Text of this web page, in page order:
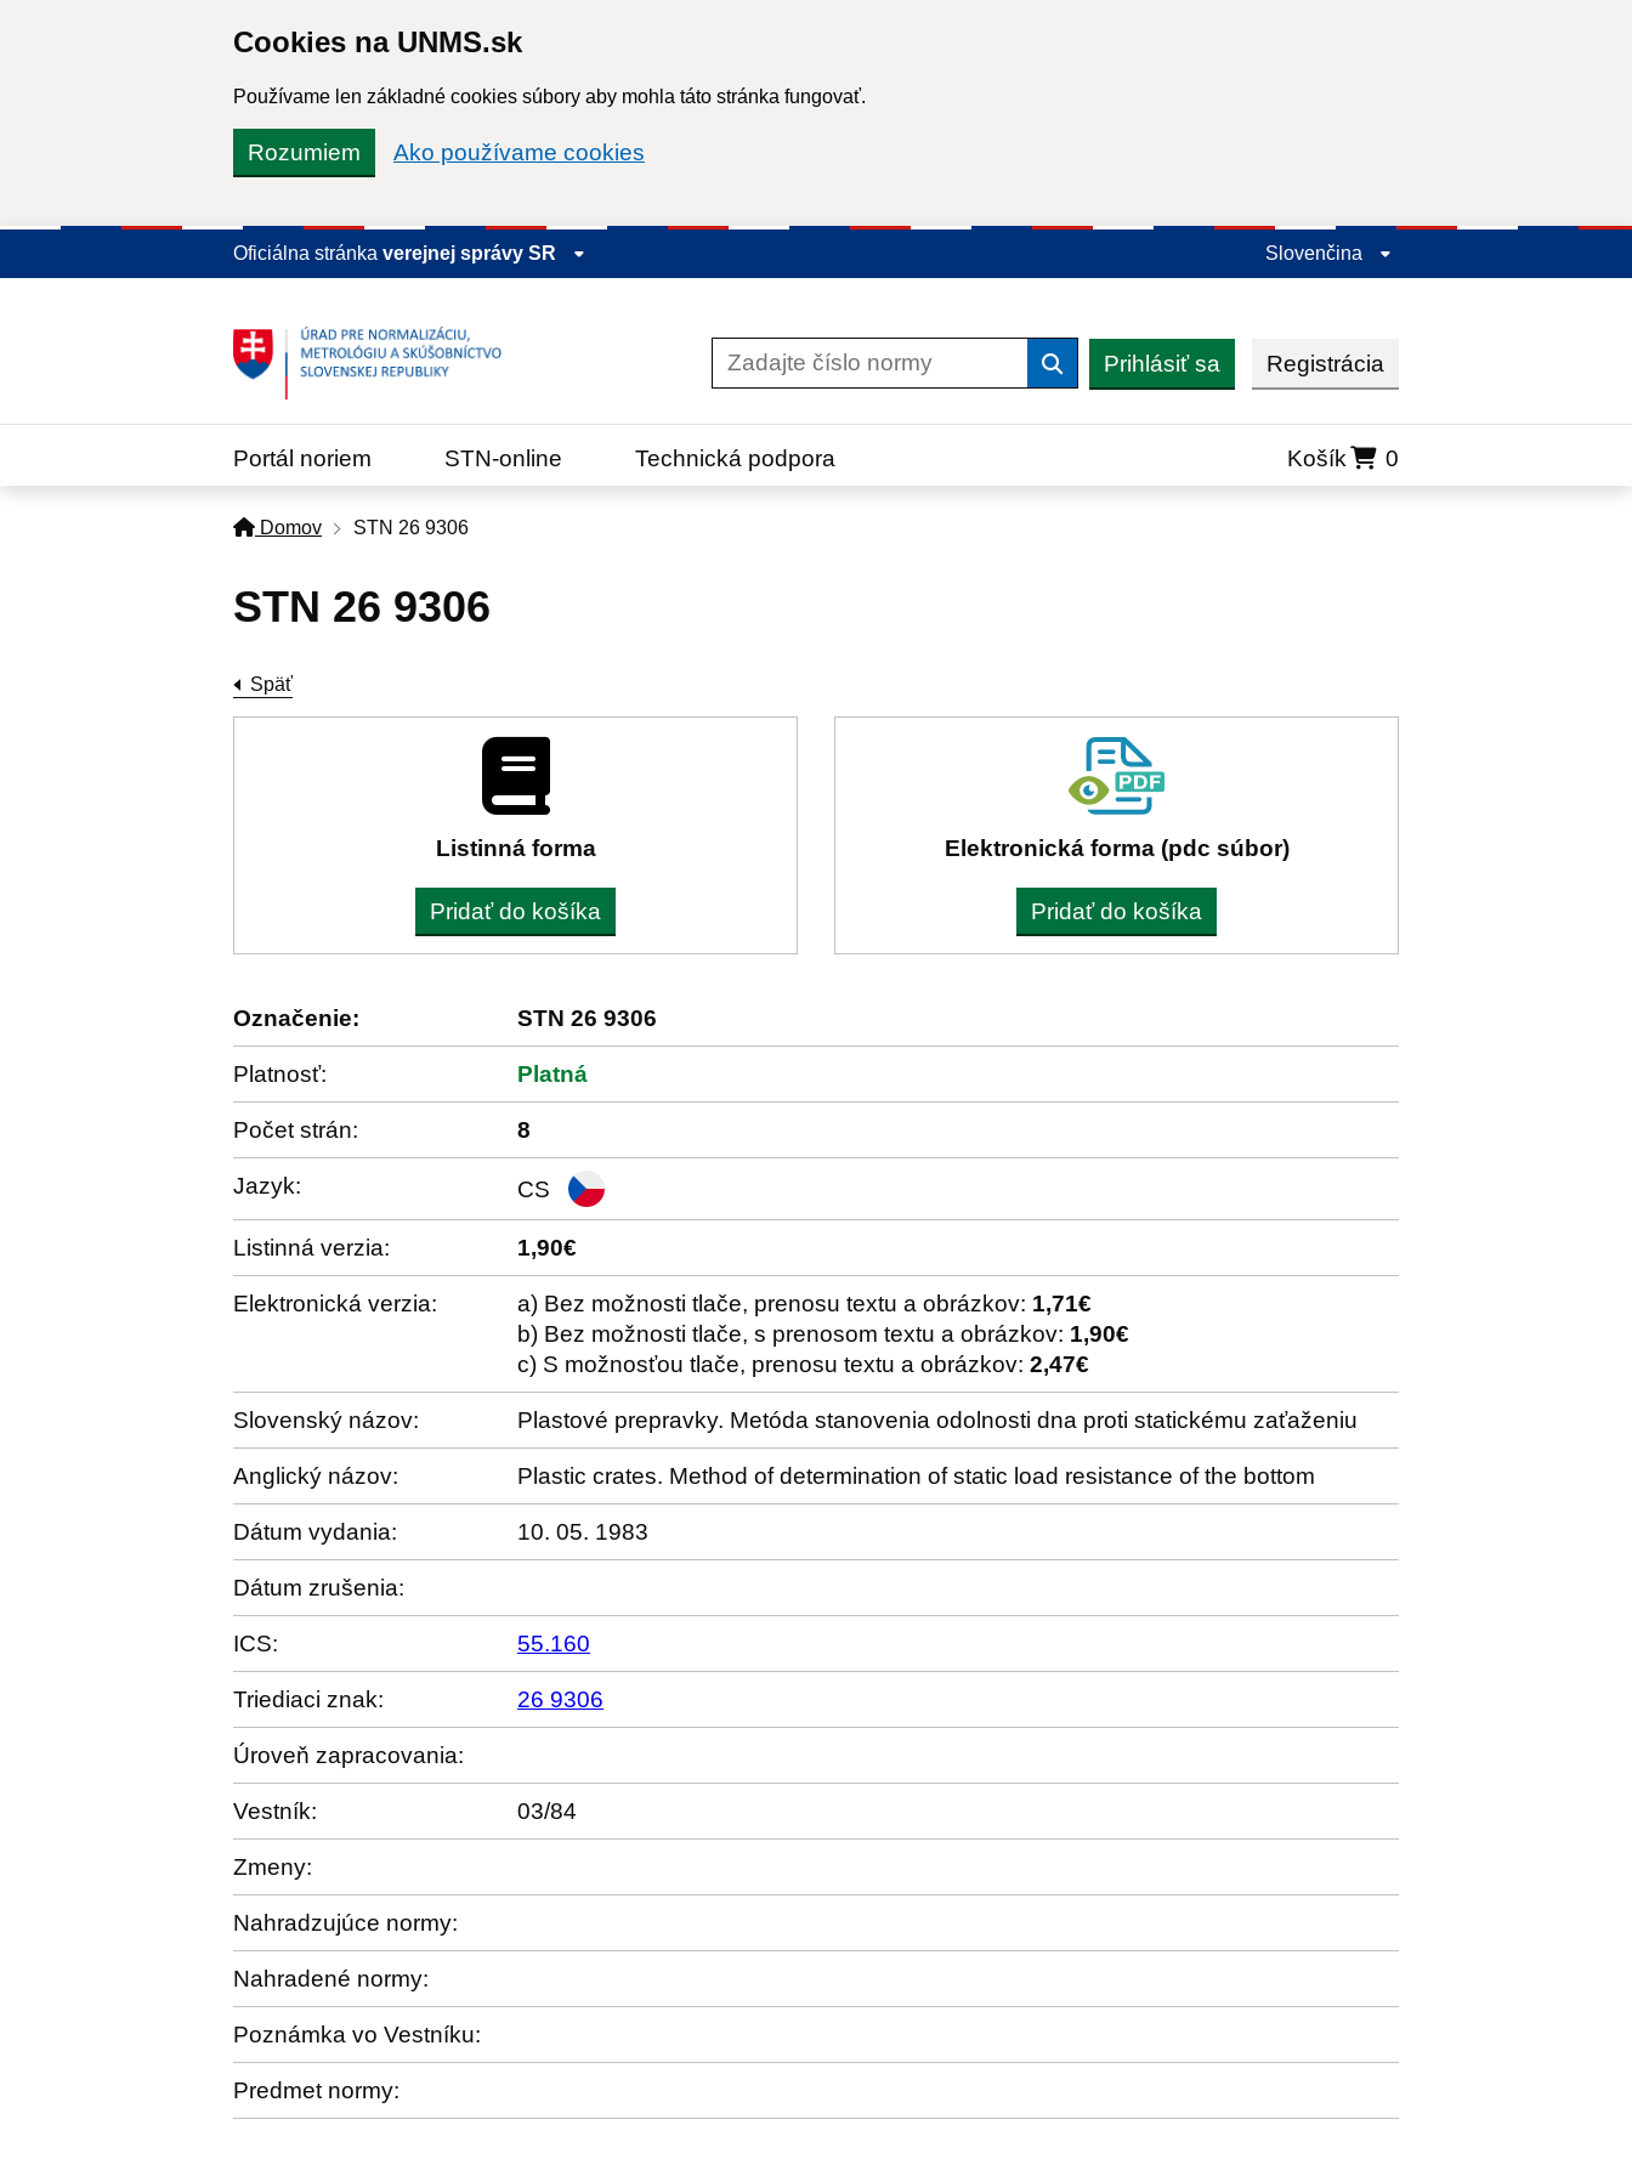
Cookies na UNMS.sk
Používame len základné cookies súbory aby mohla táto stránka fungovať.
Rozumiem Ako používame cookies
Oficiálna stránka verejnej správy SR Slovenčina
VyhľadaťPrihlásiť sa Registrácia
Portál noriem STN-online Technická podpora Košík 0
Domov STN 26 9306
STN 26 9306
Späť
Listinná forma
Pridať do košíka
Elektronická forma (pdc súbor)
Pridať do košíka
Označenie: STN 26 9306
Platnosť: Platná
Počet strán: 8
Jazyk: CS
Listinná verzia: 1,90€
Elektronická verzia: a) Bez možnosti tlače, prenosu textu a obrázkov: 1,71€
b) Bez možnosti tlače, s prenosom textu a obrázkov: 1,90€
c) S možnosťou tlače, prenosu textu a obrázkov: 2,47€
Slovenský názov: Plastové prepravky. Metóda stanovenia odolnosti dna proti statickému zaťaženiu
Anglický názov: Plastic crates. Method of determination of static load resistance of the bottom
Dátum vydania: 10. 05. 1983
Dátum zrušenia:
ICS: 55.160
Triediaci znak: 26 9306
Úroveň zapracovania:
Vestník: 03/84
Zmeny:
Nahradzujúce normy:
Nahradené normy:
Poznámka vo Vestníku:
Predmet normy: